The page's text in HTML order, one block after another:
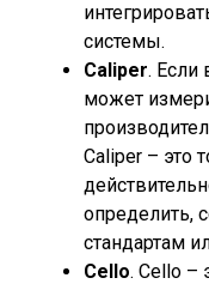
системы.
Caliper. Если
может
Caliper – это
определить,
стандартам
Cello. Cello –